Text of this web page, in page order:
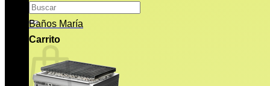
Buscar
por:
Carrito
Baños María